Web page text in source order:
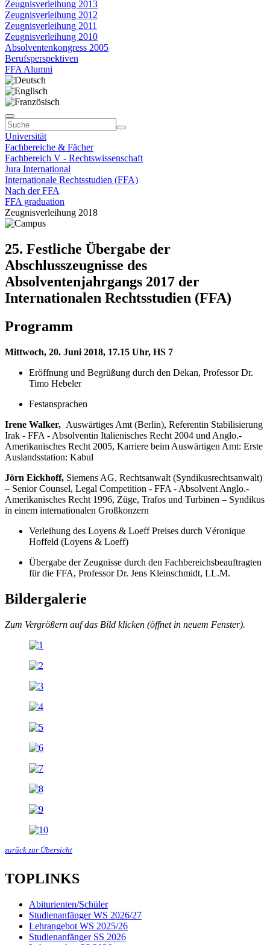
Zeugnisverleihung 2013
Zeugnisverleihung 2012
Zeugnisverleihung 2011
Zeugnisverleihung 2010
Absolventenkongress 2005
Berufsperspektiven
FFA Alumni
Universität
Fachbereiche & Fächer
Fachbereich V - Rechtswissenschaft
Jura International
Internationale Rechtsstudien (FFA)
Nach der FFA
FFA graduation
Zeugnisverleihung 2018
25. Festliche Übergabe der
Abschlusszeugnisse des
Absolventenjahrgangs 2017 der
Internationalen Rechtsstudien (FFA)
Programm
Mittwoch, 20. Juni 2018, 17.15 Uhr, HS 7
Eröffnung und Begrüßung durch den Dekan, Professor Dr.
Timo Hebeler
Festansprachen
Irene Walker, Auswärtiges Amt (Berlin), Referentin Stabilisierung
Irak - FFA - Absolventin Italienisches Recht 2004 und Anglo.-
Amerikanisches Recht 2005, Karriere beim Auswärtigen Amt: Erste
Auslandsstation: Kabul
Jörn Eickhoff, Siemens AG, Rechtsanwalt (Syndikusrechtsanwalt)
– Senior Counsel, Legal Competition - FFA - Absolvent Anglo.-
Amerikanisches Recht 1996, Züge, Trafos und Turbinen – Syndikus
in einem internationalen Großkonzern
Verleihung des Loyens & Loeff Preises durch Véronique
Hoffeld (Loyens & Loeff)
Übergabe der Zeugnisse durch den Fachbereichsbeauftragten
für die FFA, Professor Dr. Jens Kleinschmidt, LL.M.
Bildergalerie
Zum Vergrößern auf das Bild klicken (öffnet in neuem Fenster).
zurück zur Übersicht
TOPLINKS
Abiturienten/Schüler
Studienanfänger WS 2026/27
Lehrangebot WS 2025/26
Studienanfänger SS 2026